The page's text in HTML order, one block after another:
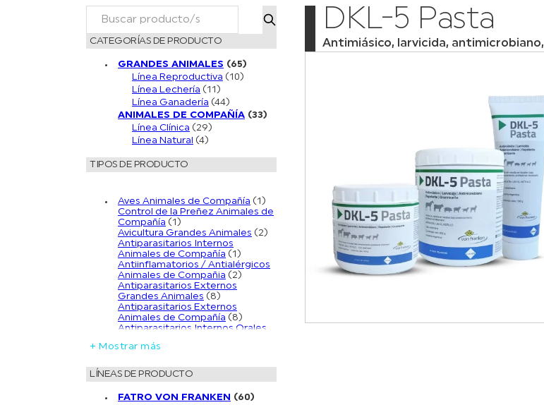
Buscar
CATEGORÍAS DE PRODUCTO
GRANDES ANIMALES (65)
Línea Reproductiva (10)
Línea Lechería (11)
Línea Ganadería (44)
ANIMALES DE COMPAÑÍA (33)
Línea Clínica (29)
Línea Natural
(4)
TIPOS DE PRODUCTO
Aves Animales de Compañía (1)
Control de la Preñez Animales de
Compañía (1)
Avicultura Grandes Animales (2)
Antiparasitarios Internos
Animales de Compañía (1)
Antiinflamatorios / Antialérgicos
Animales de Compañia (2)
Antiparasitarios Externos
Grandes Animales (8)
Antiparasitarios Externos
Animales de Compañía (8)
Antiparasitarios Internos Orales
Antiparasitarios Internos Orales
Antiparasitarios Internos
Inyectables Grandes Animales(1)
Mineralizantes Grandes Animales
(5)
+ Mostrar más
LÍNEAS DE PRODUCTO
FATRO VON FRANKEN (60)
DKL-5 Pasta
Antimiásico, larvicida, antimicrobiano,